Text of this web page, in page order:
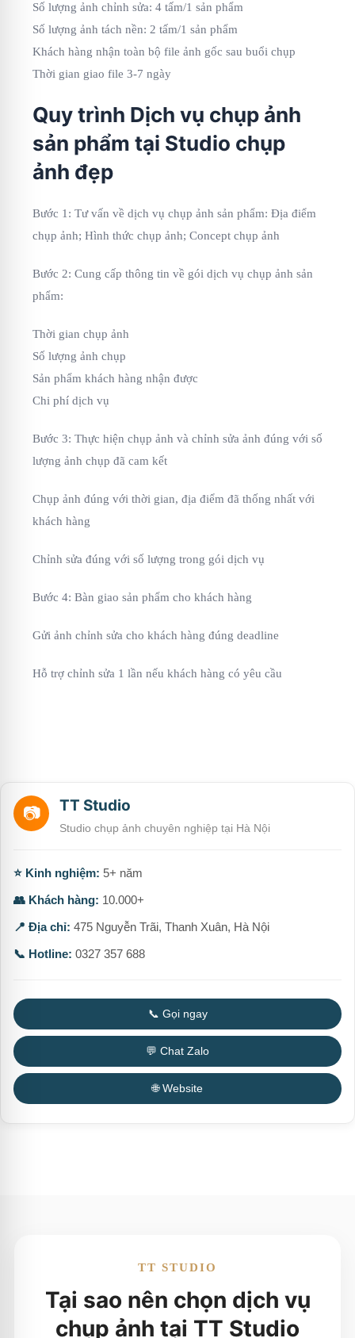
Số lượng ảnh chỉnh sửa: 4 tấm/1 sản phẩm
Số lượng ảnh tách nền: 2 tấm/1 sản phẩm
Khách hàng nhận toàn bộ file ảnh gốc sau buổi chụp
Thời gian giao file 3-7 ngày
Quy trình Dịch vụ chụp ảnh
sản phẩm tại Studio chụp
ảnh đẹp
Bước 1: Tư vấn về dịch vụ chụp ảnh sản phẩm: Địa điểm
chụp ảnh; Hình thức chụp ảnh; Concept chụp ảnh
Bước 2: Cung cấp thông tin về gói dịch vụ chụp ảnh sản
phẩm:
Thời gian chụp ảnh
Số lượng ảnh chụp
Sản phẩm khách hàng nhận được
Chi phí dịch vụ
Bước 3: Thực hiện chụp ảnh và chỉnh sửa ảnh đúng với số
lượng ảnh chụp đã cam kết
Chụp ảnh đúng với thời gian, địa điểm đã thống nhất với
khách hàng
Chỉnh sửa đúng với số lượng trong gói dịch vụ
Bước 4: Bàn giao sản phẩm cho khách hàng
Gửi ảnh chỉnh sửa cho khách hàng đúng deadline
Hỗ trợ chỉnh sửa 1 lần nếu khách hàng có yêu cầu
📷 TT Studio
Studio chụp ảnh chuyên nghiệp tại Hà Nội
⭐ Kinh nghiệm: 5+ năm
👥 Khách hàng: 10.000+
📍 Địa chỉ: 475 Nguyễn Trãi, Thanh Xuân, Hà Nội
📞 Hotline: 0327 357 688
📞 Gọi ngay
💬 Chat Zalo
🌐 Website
TT STUDIO
Tại sao nên chọn dịch vụ
chụp ảnh tại TT Studio